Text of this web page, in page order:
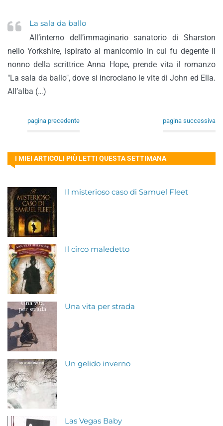
La sala da ballo
All’interno dell’immaginario sanatorio di Sharston
nello Yorkshire, ispirato al manicomio in cui fu degente il
nonno della scrittrice Anna Hope, prende vita il romanzo
"La sala da ballo", dove si incrociano le vite di John ed Ella.
All’alba (…)
pagina precedente pagina successiva
I MIEI ARTICOLI PIÙ LETTI QUESTA SETTIMANA
Il misterioso caso di Samuel Fleet
Il circo maledetto
Una vita per strada
Un gelido inverno
Las Vegas Baby